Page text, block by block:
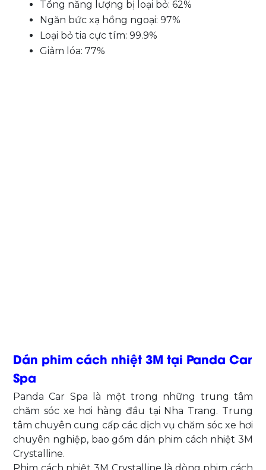
Tổng năng lượng bị loại bỏ: 62%
Ngăn bức xạ hồng ngoại: 97%
Loại bỏ tia cực tím: 99.9%
Giảm lóa: 77%
Dán phim cách nhiệt 3M tại Panda Car
Spa
Panda Car Spa là một trong những trung tâm
chăm sóc xe hơi hàng đầu tại Nha Trang. Trung
tâm chuyên cung cấp các dịch vụ chăm sóc xe hơi
chuyên nghiệp, bao gồm dán phim cách nhiệt 3M
Crystalline.